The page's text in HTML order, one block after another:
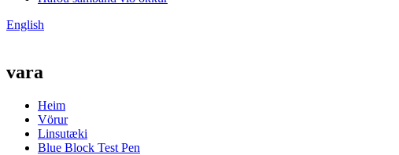
English
vara
Heim
Vörur
Linsutæki
Blue Block Test Pen